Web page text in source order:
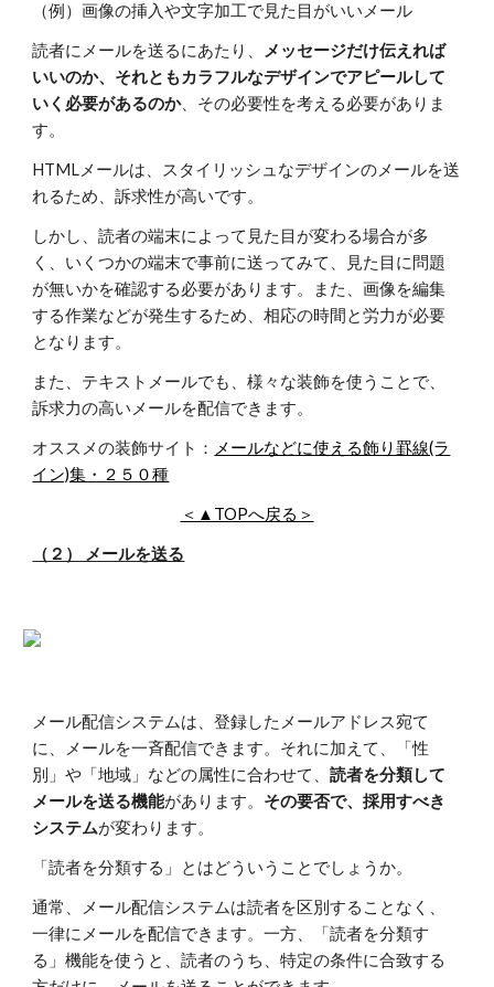
（例）画像の挿入や文字加工で見た目がいいメール
読者にメールを送るにあたり、
メッセージだけ伝えれば
いいのか、それともカラフルなデザインでアピールして
いく必要があるのか、その必要性を考える必要がありま
す。
HTMLメールは、スタイリッシュなデザインのメールを送
れるため、訴求性が高いです。
しかし、読者の端末によって見た目が変わる場合が多
く、いくつかの端末で事前に送ってみて、見た目に問題
が無いかを確認する必要があります。また、画像を編集
する作業などが発生するため、相応の時間と労力が必要
となります。
また、テキストメールでも、様々な装飾を使うことで、
訴求力の高いメールを配信できます。
オススメの装飾サイト： メールなどに使える飾り罫線(ラ
イン)集・２５０種
＜▲TOPへ戻る＞
（２） メールを送る
メール配信システムは、登録したメールアドレス宛て
に、メールを一斉配信できます。それに加えて、「性
別」や「地域」などの属性に合わせて、読者を分類して
メールを送る機能があります。 その要否で、採用すべき
システムが変わります。
「読者を分類する」とはどういうことでしょうか。
通常、メール配信システムは読者を区別することなく、
一律にメールを配信できます。一方、「読者を分類す
る」機能を使うと、読者のうち、特定の条件に合致する